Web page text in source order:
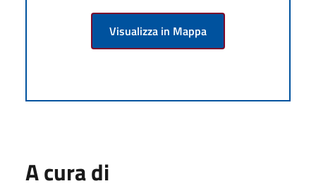
Visualizza in Mappa
A cura di